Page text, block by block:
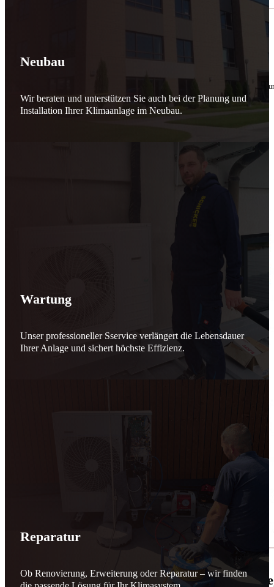
10. Februar 2026
für Sicherheit, Vertrauen
Effizient arbeiten. Ressourcen schonen. Zukunft sichern.
Nicht als Pflicht, sondern aus Überzeugung.
🌬️☀️ Mehr erneuerbare Energie für
Neubau
Wir beraten und unterstützen Sie auch bei der Planung und
Installation Ihrer Klimaanlage im Neubau.
Wartung
Unser professioneller Sservice verlängert die Lebensdauer
Ihrer Anlage und sichert höchste Effizienz.
Reparatur
Ob Renovierung, Erweiterung oder Reparatur – wir finden